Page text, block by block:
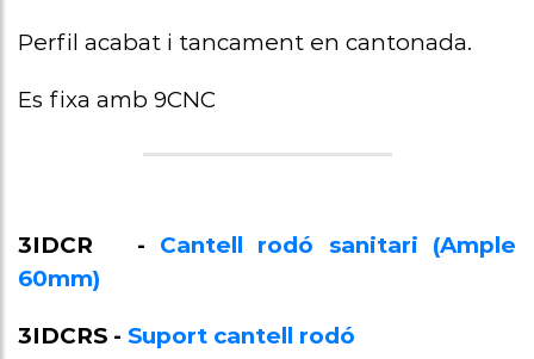
Perfil acabat i tancament en cantonada.
Es fixa amb 9CNC
3IDCR - Cantell rodó sanitari (Ample
60mm)
3IDCRS - Suport cantell rodó